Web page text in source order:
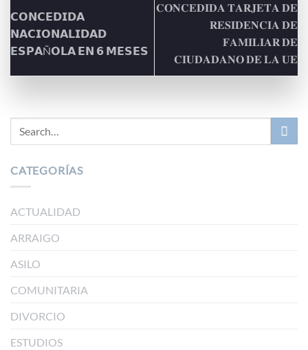
𝗖𝗢𝗡𝗖𝗘𝗗𝗜𝗗𝗔
𝗡𝗔𝗖𝗜𝗢𝗡𝗔𝗟𝗜𝗗𝗔𝗗
𝗘𝗦𝗣𝗔Ñ𝗢𝗟𝗔 𝗘𝗡 𝟲 𝗠𝗘𝗦𝗘𝗦
𝐂𝐎𝐍𝐂𝐄𝐃𝐈𝐃𝐀 𝐓𝐀𝐑𝐉𝐄𝐓𝐀 𝐃𝐄
𝐑𝐄𝐒𝐈𝐃𝐄𝐍𝐂𝐈𝐀 𝐃𝐄
𝐅𝐀𝐌𝐈𝐋𝐈𝐀𝐑 𝐃𝐄
𝐂𝐈𝐔𝐃𝐀𝐃𝐀𝐍𝐎 𝐃𝐄 𝐋𝐀 𝐔𝐄
CATEGORÍAS
ACTUALIDAD
ARRAIGO
ASILO
COMUNITARIA
DIVORCIO
ESTUDIOS